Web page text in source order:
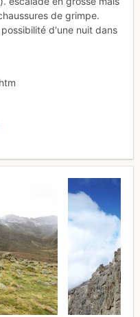
de grimpe.
d'une nuit dans